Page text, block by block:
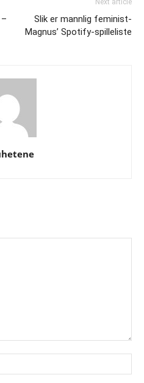
Next article
Slik er mannlig feminist-
Magnus’ Spotify-spilleliste